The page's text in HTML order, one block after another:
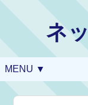
ネ
MENU ▼